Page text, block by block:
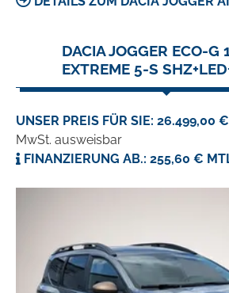
DACIA JOGGER ECO-G
EXTREME 5-S
UNSER PREIS FÜR SIE: 26.499,00 €
MwSt. ausweisbar
FINANZIERUNG AB.: 255,60 €